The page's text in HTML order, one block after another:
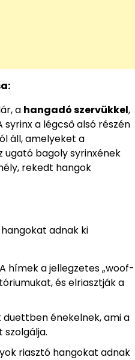
a hangadó szervükkel,
syrinx a légcső alsó részén
áll, amelyeket a
ugató bagoly syrinxének
rekedt hangok
adnak ki
A hímek a jellegzetes „woof-
és elriasztják a
duettben énekelnek, ami a
riasztó hangokat adnak